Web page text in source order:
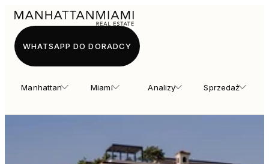
Manhattan Miami Analizy Sprzedaż
WHATSAPP DO DORADCY